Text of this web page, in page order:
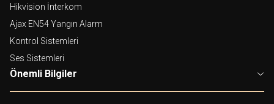
Hikvision İnterkom
Ajax EN54 Yangın Alarm
Kontrol Sistemleri
Ses Sistemleri
Önemli Bilgiler